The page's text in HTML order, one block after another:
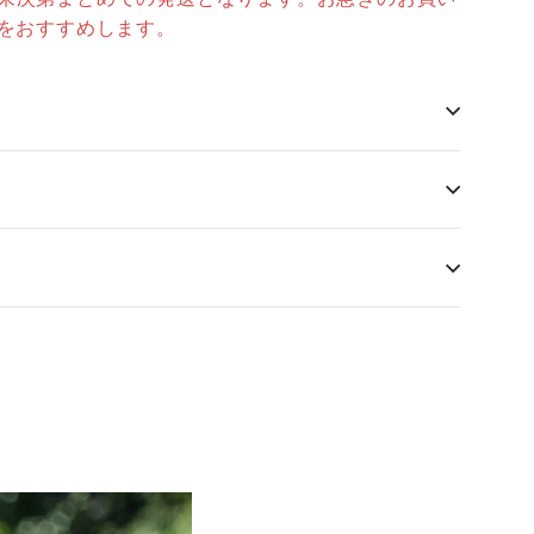
おすすめします。